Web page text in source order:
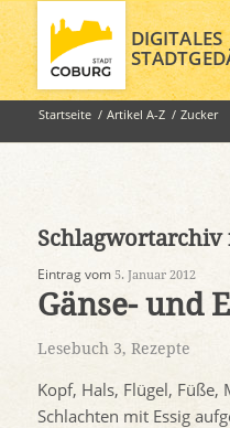
DIGITALES
Startseite / Artikel A-Z / Zucker
Schlagwortarchiv
Eintrag vom 5. Januar 2012
Gänse- und
Lesebuch 3, Rezepte
Kopf, Hals, Flügel, Füße,
Schlachten mit Essig